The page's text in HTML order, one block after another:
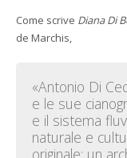
Come scrive Diana Di
de Marchis,
«Antonio Di
e le sue
e il sistema
naturale e